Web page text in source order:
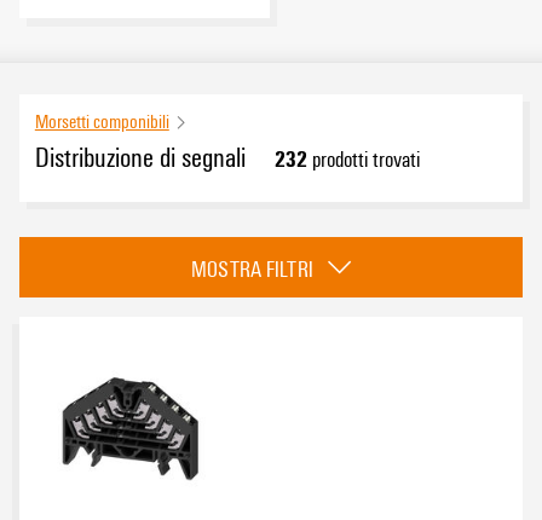
Morsetti componibili
Distribuzione di segnali 232 prodotti trovati
Categoria
(38)
Accessori(70)
Approvazioni
MOSTRA FILTRI